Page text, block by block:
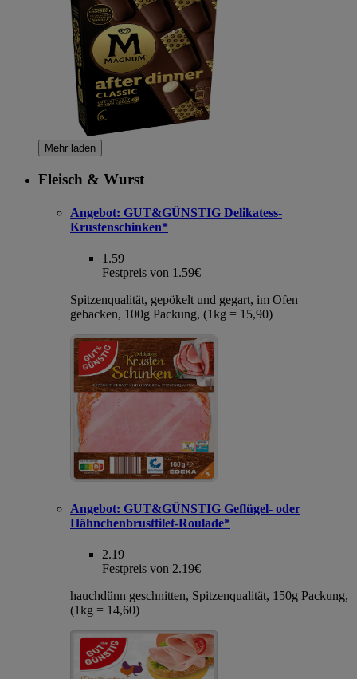
Mehr laden
Fleisch & Wurst
Angebot: GUT&GÜNSTIG Delikatess-
Krustenschinken*
1.59
Festpreis von 1.59€
Spitzenqualität, gepökelt und gegart, im Ofen
gebacken, 100g Packung, (1kg = 15,90)
Angebot: GUT&GÜNSTIG Geflügel- oder
Hähnchenbrustfilet-Roulade*
2.19
Festpreis von 2.19€
hauchdünn geschnitten, Spitzenqualität, 150g Packung,
(1kg = 14,60)